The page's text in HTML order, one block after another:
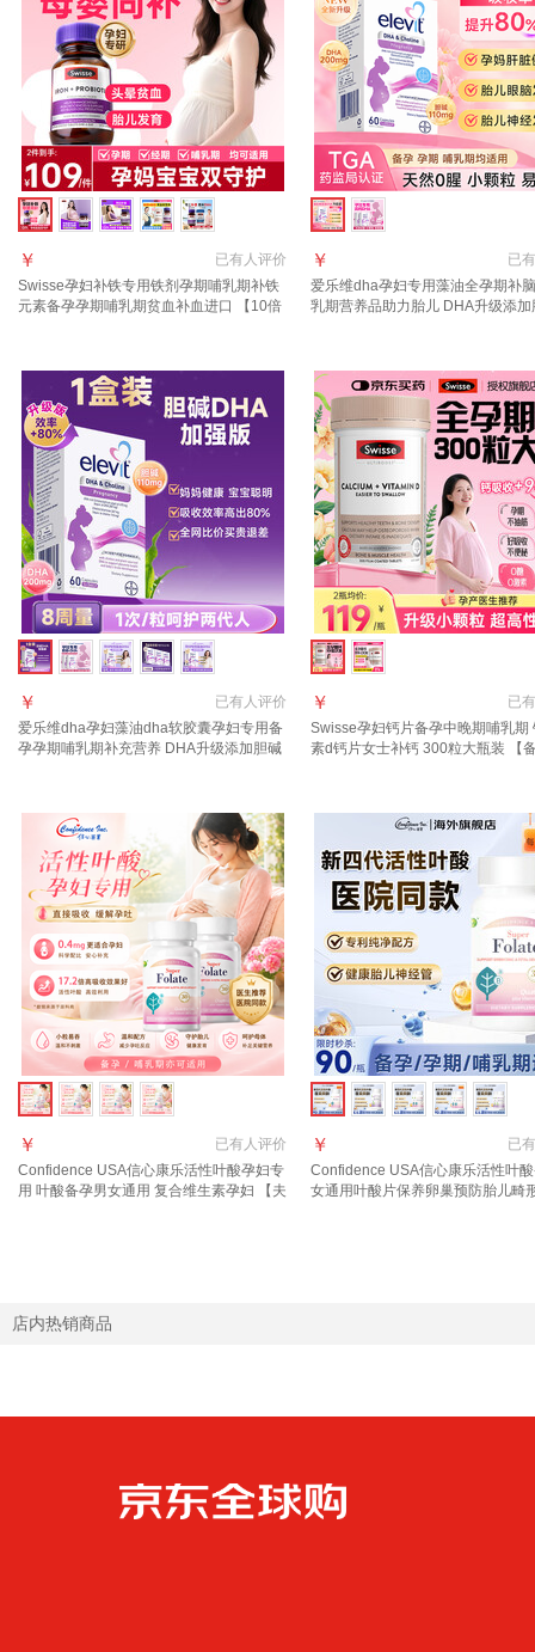
已有人评价
￥
Swisse孕妇补铁专用铁剂孕期哺乳期补铁
元素备孕孕期哺乳期贫血补血进口 【10倍
已有
￥
爱乐维dha孕妇专用藻油全孕期补
乳期营养品助力胎儿 DHA升级添加
已有人评价
￥
爱乐维dha孕妇藻油dha软胶囊孕妇专用备
孕孕期哺乳期补充营养 DHA升级添加胆碱
已有
￥
Swisse孕妇钙片备孕中晚期哺乳期
素d钙片女士补钙 300粒大瓶装 【
已有人评价
￥
Confidence USA信心康乐活性叶酸孕妇专
用 叶酸备孕男女通用 复合维生素孕妇 【夫
已有
￥
Confidence USA信心康乐活性叶
女通用叶酸片保养卵巢预防胎儿畸
店内热销商品